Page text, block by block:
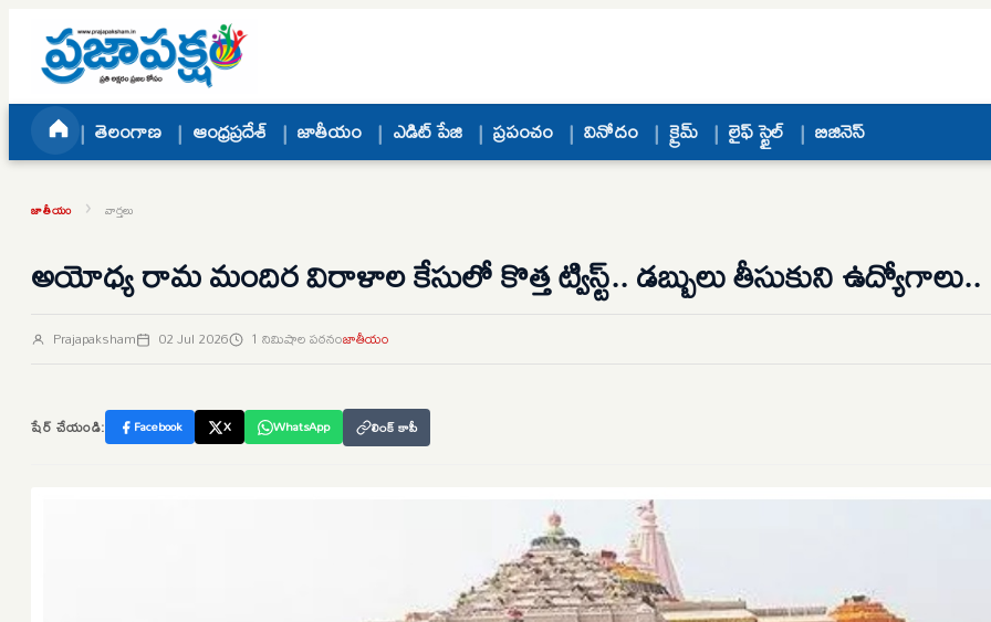
Skip to content
తెలంగాణ ఆంధ్రప్రదేశ్ జాతీయం ఎడిట్ పేజి ప్రపంచం వినోదం క్రైమ్ లైఫ్ స్టైల్ బిజినెస్
జాతీయం › వార్తలు
అయోధ్య రామ మందిర విరాళాల కేసులో కొత్త ట్విస్ట్.. డబ్బులు తీసుకుని ఉద్యోగాలు..
Prajapaksham 02 Jul 2026 1 నిమిషాల పఠనంజాతీయం
షేర్ చేయండి: Facebook X WhatsApp లింక్ కాపీ